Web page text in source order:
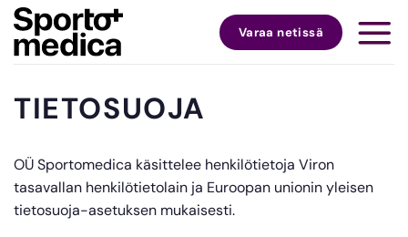
Skip
content
Varaa netissä
TIETOSUOJA
OÜ Sportomedica käsittelee henkilötietoja Viron
tasavallan henkilötietolain ja Euroopan unionin yleisen
tietosuoja-asetuksen mukaisesti.